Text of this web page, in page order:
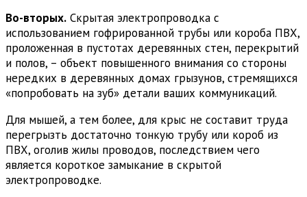
Во-вторых. Скрытая электропроводка с
использованием гофрированной трубы или короба ПВХ,
проложенная в пустотах деревянных стен, перекрытий
и полов, – объект повышенного внимания со стороны
нередких в деревянных домах грызунов, стремящихся
«попробовать на зуб» детали ваших коммуникаций.
Для мышей, а тем более, для крыс не составит труда
перегрызть достаточно тонкую трубу или короб из
ПВХ, оголив жилы проводов, последствием чего
является короткое замыкание в скрытой
электропроводке.